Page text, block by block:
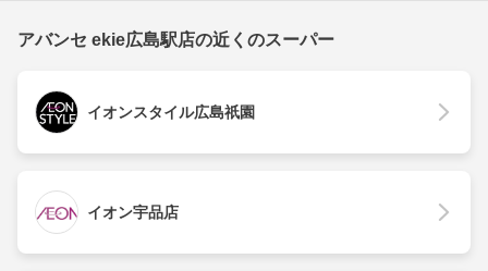
アバンセ ekie広島駅店の近くのスーパー
イオンスタイル広島祇園
イオン宇品店